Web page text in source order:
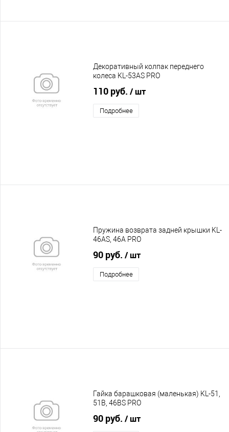
Декоративный колпак переднего
колеса KL-53AS PRO
110 руб. / шт
Подробнее
Пружина возврата задней крышки KL-
46AS, 46A PRO
90 руб. / шт
Подробнее
Гайка барашковая (маленькая) KL-51,
51B, 46BS PRO
90 руб. / шт